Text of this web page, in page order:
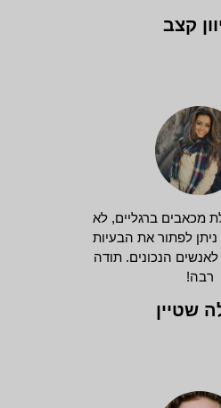
קצב
מכאבים ברגליים, לא
ניתן לפתור את הבעיות
הנכונים. תודה
רבה!
שטיין